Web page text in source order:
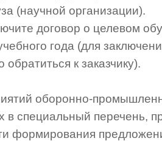
(научной организации).
договор о целевом
года (для
к заказчику).
оборонно-
в специальный перечень,
формирования